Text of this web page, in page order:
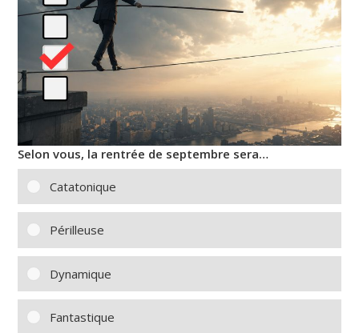
Selon vous, la rentrée de septembre sera…
Catatonique
Périlleuse
Dynamique
Fantastique